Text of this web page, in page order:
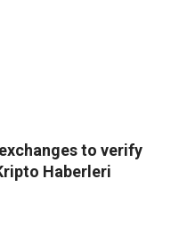
to verify
Haberleri